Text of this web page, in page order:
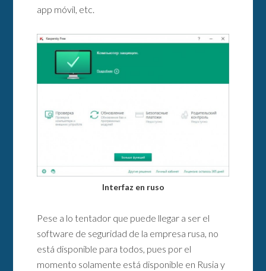
app móvil, etc.
Interfaz en ruso
Pese a lo tentador que puede llegar a ser el
software de seguridad de la empresa rusa, no
está disponible para todos, pues por el
momento solamente está disponible en Rusia y